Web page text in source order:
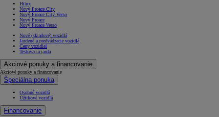
Hilux
Nový Proace City
Nový Proace City Verso
Nový Proace
Nový Proace Verso
Nové (skladové) vozidlá
Jazdené a predvádzacie vozidlá
Ceny vozidiel
Testovacia jazda
Akciové ponuky a financovanie
Akciové ponuky a financovanie
Špeciálna ponuka
Osobné vozidlá
Úžitkové vozidlá
Financovanie